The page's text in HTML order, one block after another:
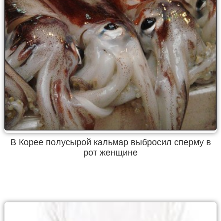
В Корее полусырой кальмар выбросил сперму в
рот женщине